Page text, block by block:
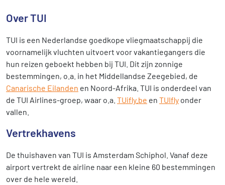
Over TUI
TUI is een Nederlandse goedkope vliegmaatschappij die
voornamelijk vluchten uitvoert voor vakantiegangers die
hun reizen geboekt hebben bij TUI. Dit zijn zonnige
bestemmingen, o.a. in het Middellandse Zeegebied, de
Canarische Eilanden en Noord-Afrika. TUI is onderdeel van
de TUI Airlines-groep, waar o.a. TUifly.be en TUIfly onder
vallen.
Vertrekhavens
De thuishaven van TUI is Amsterdam Schiphol. Vanaf deze
airport vertrekt de airline naar een kleine 60 bestemmingen
over de hele wereld.